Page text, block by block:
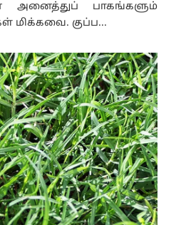
அனைத்துப் பாகங்களும்
மிக்கவை. குப்ப...